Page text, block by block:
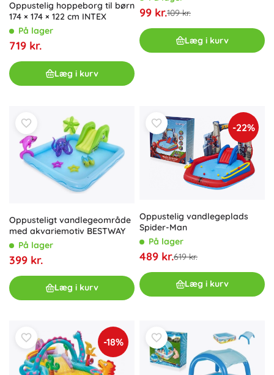
Oppustelig hoppeborg til børn
174 × 174 × 122 cm INTEX
På lager
719 kr.
Læg i kurv
99 kr.109 kr.
Læg i kurv
Oppusteligt vandlegeområde
med akvariemotiv BESTWAY
På lager
399 kr.
Læg i kurv
-22%
Oppustelig vandlegeplads
Spider-Man
På lager
489 kr.619 kr.
Læg i kurv
-18%